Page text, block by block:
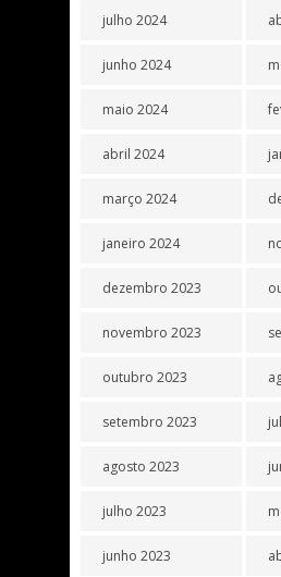
julho 2024
junho 2024
maio 2024
abril 2024
março 2024
janeiro 2024
dezembro 2023
novembro 2023
outubro 2023
setembro 2023
agosto 2023
julho 2023
junho 2023